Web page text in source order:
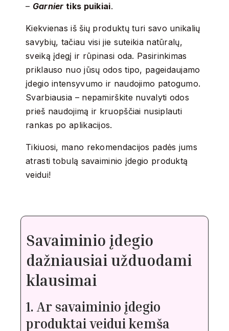
– Garnier tiks puikiai.
Kiekvienas iš šių produktų turi savo unikalių
savybių, tačiau visi jie suteikia natūralų,
sveiką įdegį ir rūpinasi oda. Pasirinkimas
priklauso nuo jūsų odos tipo, pageidaujamo
įdegio intensyvumo ir naudojimo patogumo.
Svarbiausia – nepamirškite nuvalyti odos
prieš naudojimą ir kruopščiai nusiplauti
rankas po aplikacijos.
Tikiuosi, mano rekomendacijos padės jums
atrasti tobulą savaiminio įdegio produktą
veidui!
Savaiminio įdegio
dažniausiai užduodami
klausimai
1. Ar savaiminio įdegio
produktai veidui kemša